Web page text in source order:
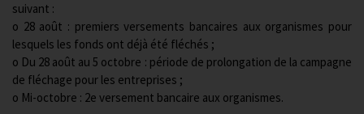
suivant :
o 28 août : premiers versements bancaires aux organismes pour
lesquels les fonds ont déjà été fléchés ;
o Du 28 août au 5 octobre : période de prolongation de la campagne
de fléchage pour les entreprises ;
o Mi-octobre : 2e versement bancaire aux organismes.